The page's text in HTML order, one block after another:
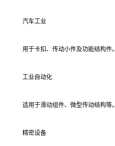
汽车工业
用于卡扣、传动小件及功能结构件。
工业自动化
适用于滑动组件、微型传动结构等。
精密设备